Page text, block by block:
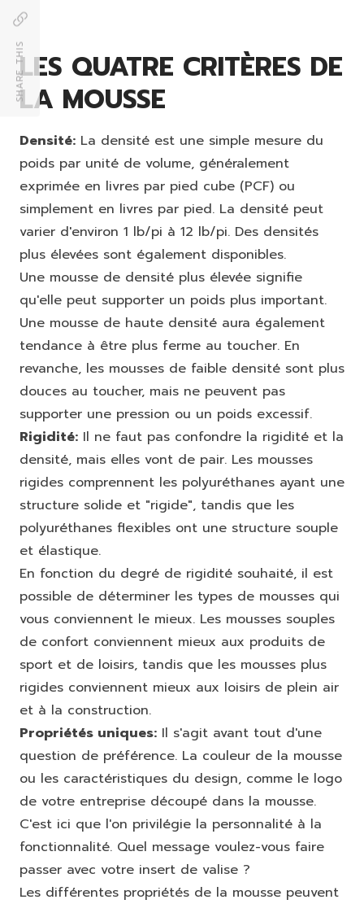
LES QUATRE CRITÈRES DE
LA MOUSSE
Densité: La densité est une simple mesure du
poids par unité de volume, généralement
exprimée en livres par pied cube (PCF) ou
simplement en livres par pied. La densité peut
varier d'environ 1 lb/pi à 12 lb/pi. Des densités
plus élevées sont également disponibles.
Une mousse de densité plus élevée signifie
qu'elle peut supporter un poids plus important.
Une mousse de haute densité aura également
tendance à être plus ferme au toucher. En
revanche, les mousses de faible densité sont plus
douces au toucher, mais ne peuvent pas
supporter une pression ou un poids excessif.
Rigidité: Il ne faut pas confondre la rigidité et la
densité, mais elles vont de pair. Les mousses
rigides comprennent les polyuréthanes ayant une
structure solide et "rigide", tandis que les
polyuréthanes flexibles ont une structure souple
et élastique.
En fonction du degré de rigidité souhaité, il est
possible de déterminer les types de mousses qui
vous conviennent le mieux. Les mousses souples
de confort conviennent mieux aux produits de
sport et de loisirs, tandis que les mousses plus
rigides conviennent mieux aux loisirs de plein air
et à la construction.
Propriétés uniques: Il s'agit avant tout d'une
question de préférence. La couleur de la mousse
ou les caractéristiques du design, comme le logo
de votre entreprise découpé dans la mousse.
C'est ici que l'on privilégie la personnalité à la
fonctionnalité. Quel message voulez-vous faire
passer avec votre insert de valise ?
Les différentes propriétés de la mousse peuvent
SHARE THIS